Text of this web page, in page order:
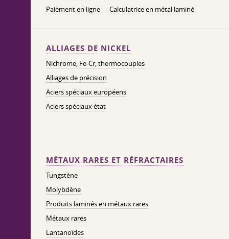
Paiement en ligne
Calculatrice en métal laminé
ALLIAGES DE NICKEL
Nichrome, Fe-Cr, thermocouples
Alliages de précision
Aciers spéciaux européens
Aciers spéciaux état
MÉTAUX RARES ET RÉFRACTAIRES
Tungstène
Molybdène
Produits laminés en métaux rares
Métaux rares
Lantanoïdes